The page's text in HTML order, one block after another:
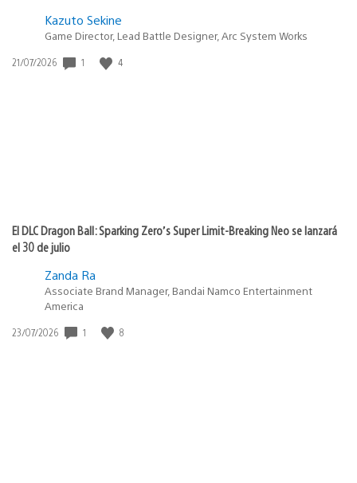
Kazuto Sekine
Game Director, Lead Battle Designer, Arc System Works
Fecha
21/07/2026 1 4
El DLC Dragon Ball: Sparking Zero’s Super Limit-Breaking Neo se lanzará
el 30 de julio
Zanda Ra
Associate Brand Manager, Bandai Namco Entertainment
America
Fecha
23/07/2026 1 8